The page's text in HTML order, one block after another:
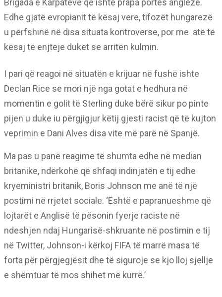
Brigada e Karpateve që ishte prapa portës angleze.
Edhe gjatë evropianit të kësaj vere, tifozët hungarezë
u përfshinë në disa situata kontroverse, por me atë të
kësaj të enjteje duket se arritën kulmin.
I pari që reagoi në situatën e krijuar në fushë ishte
Declan Rice se mori një nga gotat e hedhura në
momentin e golit të Sterling duke bërë sikur po pinte
pijen u duke iu përgjigjur këtij gjesti racist që të kujton
veprimin e Dani Alves disa vite më parë në Spanjë.
Ma pas u panë reagime të shumta edhe në median
britanike, ndërkohë që shfaqi indinjatën e tij edhe
kryeministri britanik, Boris Johnson me anë të një
postimi në rrjetet sociale. ‘Është e papranueshme që
lojtarët e Anglisë të pësonin fyerje raciste në
ndeshjen ndaj Hungarisë-shkruante në postimin e tij
në Twitter, Johnson-i kërkoj FIFA të marrë masa të
forta për përgjegjësit dhe të siguroje se kjo lloj sjellje
e shëmtuar të mos shihet më kurrë.’